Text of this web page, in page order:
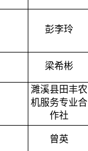
彭李玲
梁希彬
濉溪县田丰农
机服务专业合
作社
曾英